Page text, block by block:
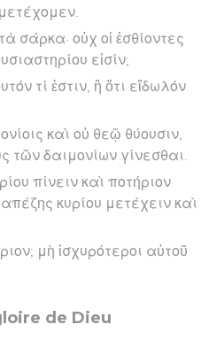
σάρκα· οὐχ οἱ ἐσθίοντες
εἰσίν;
τί ἐστιν, ἢ ὅτι εἴδωλόν
καὶ οὐ θεῷ θύουσιν,
τῶν δαιμονίων γίνεσθαι.
πίνειν καὶ ποτήριον
κυρίου μετέχειν καὶ
μὴ ἰσχυρότεροι αὐτοῦ
de Dieu